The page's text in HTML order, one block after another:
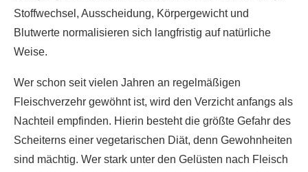
Stoffwechsel, Ausscheidung, Körpergewicht und
Blutwerte normalisieren sich langfristig auf natürliche
Weise.
Wer schon seit vielen Jahren an regelmäßigen
Fleischverzehr gewöhnt ist, wird den Verzicht anfangs als
Nachteil empfinden. Hierin besteht die größte Gefahr des
Scheiterns einer vegetarischen Diät, denn Gewohnheiten
sind mächtig. Wer stark unter den Gelüsten nach Fleisch